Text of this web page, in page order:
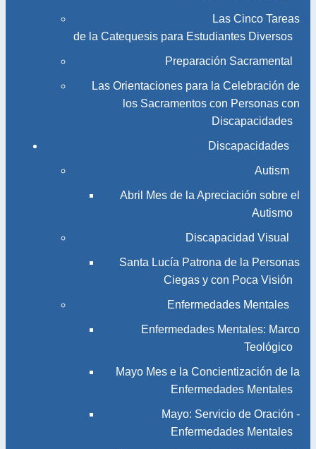
Las Cinco Tareas
de la Catequesis para Estudiantes Diversos
Preparación Sacramental
Las Orientaciones para la Celebración de
los Sacramentos con Personas con
Discapacidades
Discapacidades
Autism
Abril Mes de la Apreciación sobre el
Autismo
Discapacidad Visual
Santa Lucía Patrona de la Personas
Ciegas y con Poca Visión
Enfermedades Mentales
Enfermedades Mentales: Marco
Teológico
Mayo Mes e la Concientización de la
Enfermedades Mentales
Mayo: Servicio de Oración -
Enfermedades Mentales